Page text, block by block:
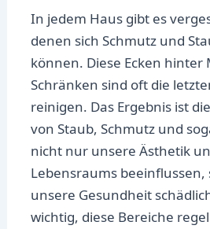
In jedem Haus gibt es
denen sich Schmutz und
können. Diese Ecken hinter
Schränken sind oft die
reinigen. Das Ergebnis ist
von Staub, Schmutz und
nicht nur unsere Ästhetik
Lebensraums
unsere Gesundheit
wichtig, diese Bereiche